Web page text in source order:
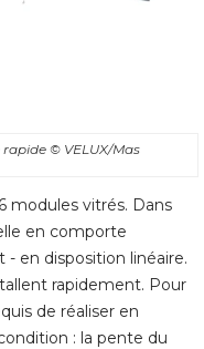
rapide © VELUX/Mas
modules vitrés. Dans
en comporte
en disposition linéaire.
rapidement. Pour
de réaliser en
: la pente du